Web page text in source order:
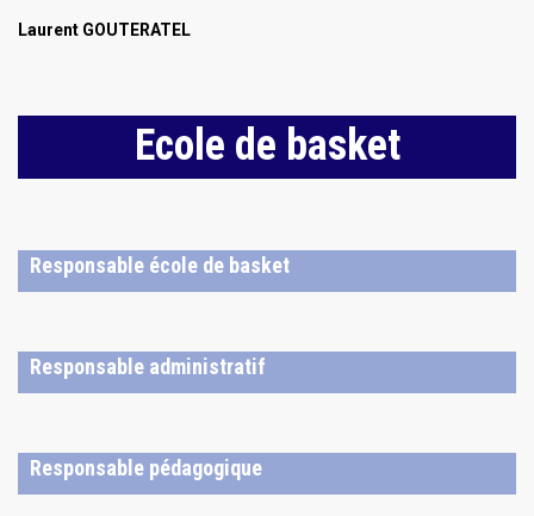
Laurent GOUTERATEL
Ecole de basket
Responsable école de basket
Responsable administratif
Responsable pédagogique